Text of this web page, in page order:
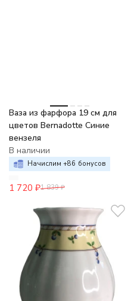
Ваза из фарфора 19 см для
цветов Bernadotte Синие
вензеля
В наличии
Начислим +86 бонусов
1 720 ₽1 839 ₽